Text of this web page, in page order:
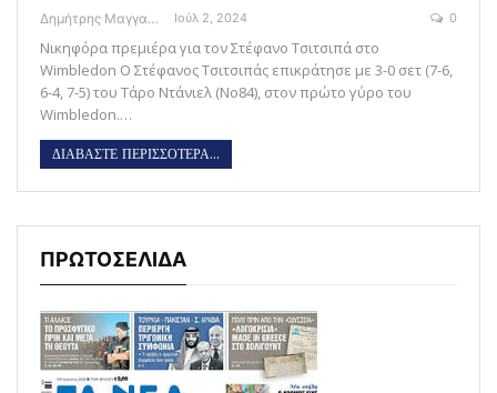
Δημήτρης Μαγγανάρης Ιούλ 2, 2024 0
Νικηφόρα πρεμιέρα για τον Στέφανο Τσιτσιπά στο
Wimbledon Ο Στέφανος Τσιτσιπάς επικράτησε με 3-0 σετ (7-6,
6-4, 7-5) του Τάρο Ντάνιελ (Νο84), στον πρώτο γύρο του
Wimbledon.…
ΔΙΑΒΑΣΤΕ ΠΕΡΙΣΣΟΤΕΡΑ...
ΠΡΩΤΟΣΕΛΙΔΑ